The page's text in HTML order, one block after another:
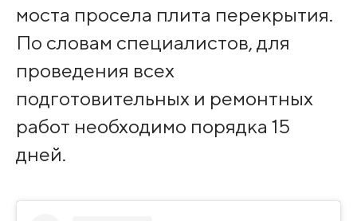
моста просела плита перекрытия.
По словам специалистов, для
проведения всех
подготовительных и ремонтных
работ необходимо порядка 15
дней.